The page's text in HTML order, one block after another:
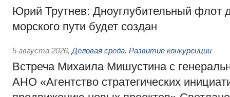
Юрий Трутнев: Дноуглубительный флот
морского пути будет создан
5 августа 2026, Деловая среда. Развитие конкуренции
Встреча Михаила Мишустина с
АНО «Агентство стратегических